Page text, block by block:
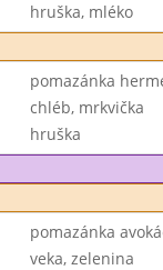
hruška, mléko
pomazánka
chléb, mrkvička
hruška
pomazánka
veka, zelenina